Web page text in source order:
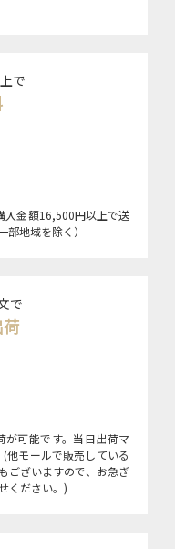
で
入金額16,500円以上で送
地域を除く）
で
可能です。当日出荷マ
他モールで販売している
ございますので、お急ぎ
ください。)